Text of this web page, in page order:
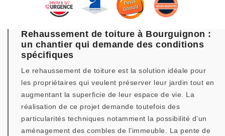
Rehaussement de toiture à Bourguignon :
un chantier qui demande des conditions
spécifiques
Le rehaussement de toiture est la solution idéale pour
les propriétaires qui veulent préserver leur jardin tout en
augmentant la superficie de leur espace de vie. La
réalisation de ce projet demande toutefois des
particularités techniques notamment la possibilité d’un
aménagement des combles de l’immeuble. La pente de